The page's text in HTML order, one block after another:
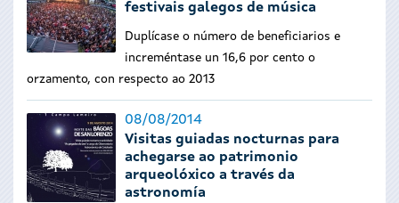
festivais galegos de música
Duplícase o número de beneficiarios e
increméntase un 16,6 por cento o
orzamento, con respecto ao 2013
08/08/2014
Visitas guiadas nocturnas para
achegarse ao patrimonio
arqueolóxico a través da
astronomía